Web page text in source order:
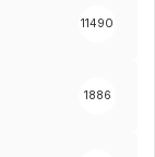
11490
1886